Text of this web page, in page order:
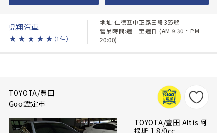
鼎翔汽車
★ ★ ★ ★ ★ （1件）
地址:仁德區中正路三段355號
營業時間:週一至週日 (AM 9:30 ~ PM
20:00)
TOYOTA/豐田
Goo鑑定車
TOYOTA/豐田 Altis 阿
提斯 1.8/0cc